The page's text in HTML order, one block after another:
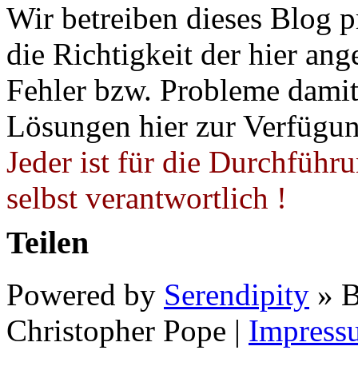
Wir betreiben dieses Blog
die Richtigkeit der hier
Fehler bzw. Probleme
Lösungen hier zur
Jeder ist für die
selbst verantwortlich !
Teilen
Powered by Serendipity »
Christopher Pope |